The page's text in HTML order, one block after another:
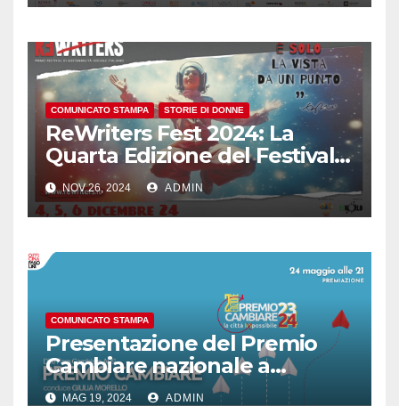
COMUNICATO STAMPA STORIE DI DONNE
ReWriters Fest 2024: La
Quarta Edizione del Festival
Europeo sulla Sostenibilità
Sociale alla Sapienza di Roma
NOV 26, 2024 ADMIN
COMUNICATO STAMPA
Presentazione del Premio
Cambiare nazionale a
Officina Pasolini
MAG 19, 2024 ADMIN